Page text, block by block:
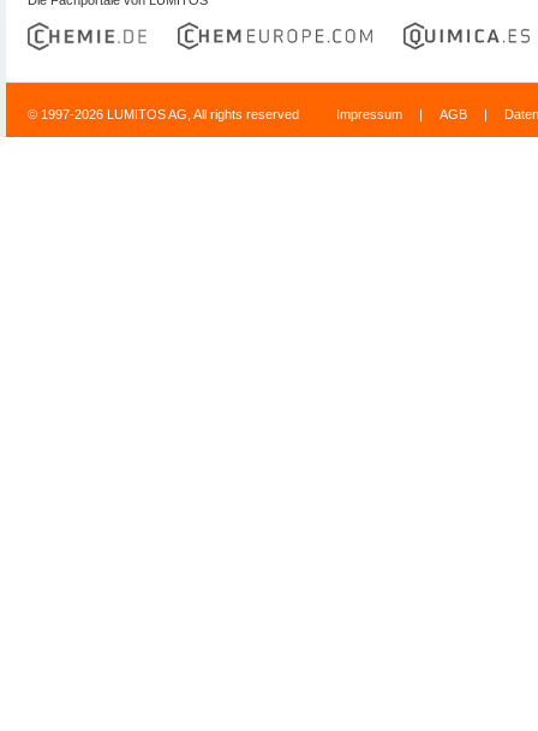
© 1997-2026 LUMITOS AG, All rights reserved Impressum | AGB |